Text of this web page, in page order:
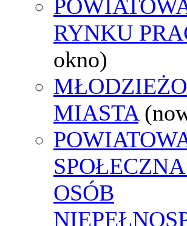
RYNKU
okno)
MIASTA
OSÓB